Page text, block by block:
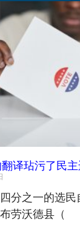
译玷污了民
分之一的选
劳沃德县（